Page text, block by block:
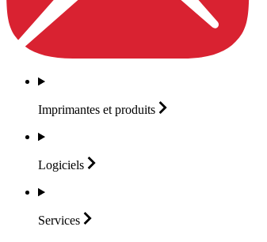
Imprimantes et produits
Logiciels
Services